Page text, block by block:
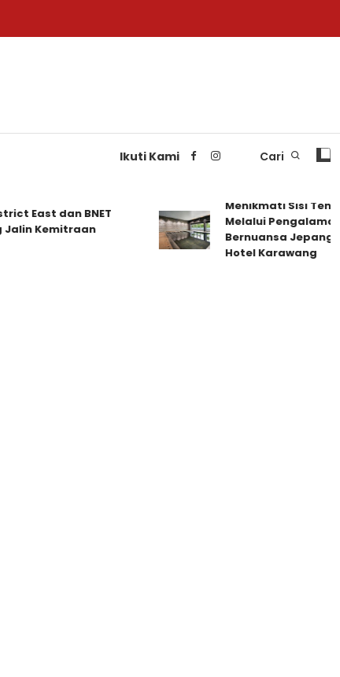
Ikuti Kami Cari
East dan BNET
Kemitraan
Menikmati Sisi
Melalui Pengalaman
Bernuansa Jepang di
Hotel Karawang